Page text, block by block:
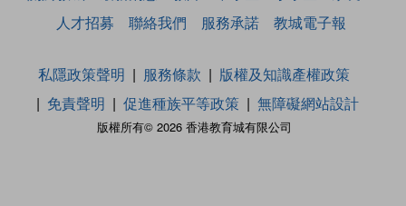
人才招募
聯絡我們 服務承諾 教城電子報
版權所有© 2026 香港教育城有限公司
私隱政策聲明 服務條款
版權及知識產權政策
免責聲明
促進種族平等政策 無障礙網站設計